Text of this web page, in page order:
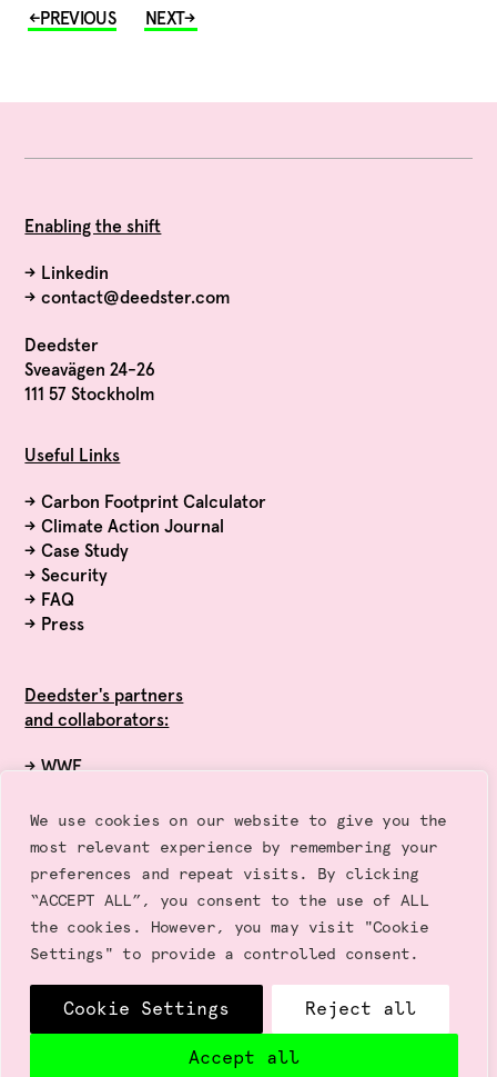
We use cookies on our website to give you the
most relevant experience by remembering your
preferences and repeat visits. By clicking
“ACCEPT ALL”, you consent to the use of ALL
the cookies. However, you may visit "Cookie
Settings" to provide a controlled consent.
Cookie Settings Reject all
Accept all
Enabling the shift
→ Linkedin
→contact@deedster.com
Deedster
Sveavägen 24-26
111 57 Stockholm
Useful Links
→Carbon Footprint Calculator
→Climate Action Journal
→Case Study
→Security
→ FAQ
→ Press
Deedster's partners
and collaborators:
→ WWF
→ Race to Zero (UN)
→ Sustainalytics
→ Gold Standard
Terms of use | Privacy Policy
Copyright © 2025 Deedster